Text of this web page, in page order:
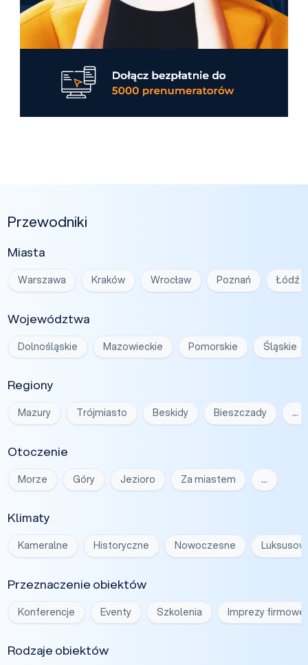
Przewodniki
Miasta
Warszawa Kraków Wrocław Poznań Łódź
Województwa
Dolnośląskie Mazowieckie Pomorskie Śląskie
Regiony
Mazury Trójmiasto Beskidy Bieszczady …
Otoczenie
Morze Góry Jezioro Za miastem …
Klimaty
Kameralne Historyczne Nowoczesne
Przeznaczenie obiektów
Konferencje Eventy Szkolenia Imprezy firmowe
Rodzaje obiektów